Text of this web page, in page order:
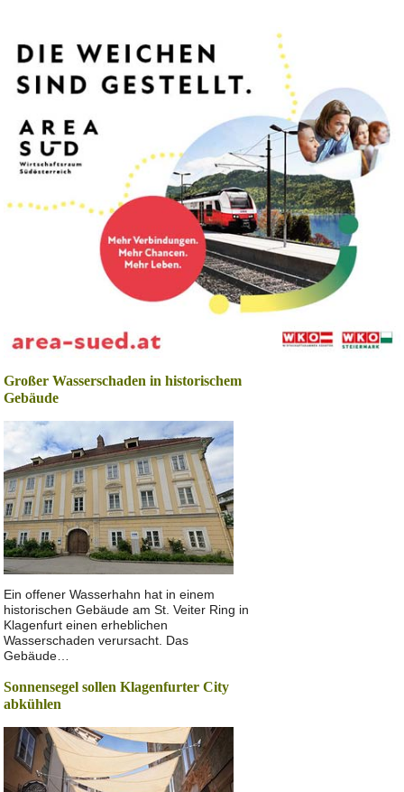
Großer Wasserschaden in historischem
Gebäude
Ein offener Wasserhahn hat in einem
historischen Gebäude am St. Veiter Ring in
Klagenfurt einen erheblichen
Wasserschaden verursacht. Das
Gebäude…
Sonnensegel sollen Klagenfurter City
abkühlen